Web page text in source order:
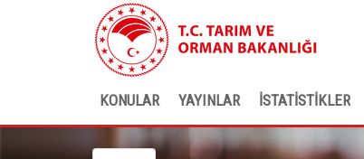
KONULAR YAYINLAR İSTATİSTİKLER